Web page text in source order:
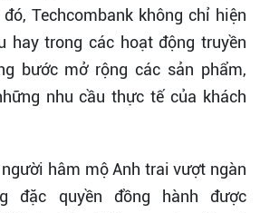
Techcombank không chỉ hiện
hay trong các hoạt động truyền
bước mở rộng các sản phẩm,
nhu cầu thực tế của khách
hâm mộ Anh trai vượt ngàn
đặc quyền đồng hành được